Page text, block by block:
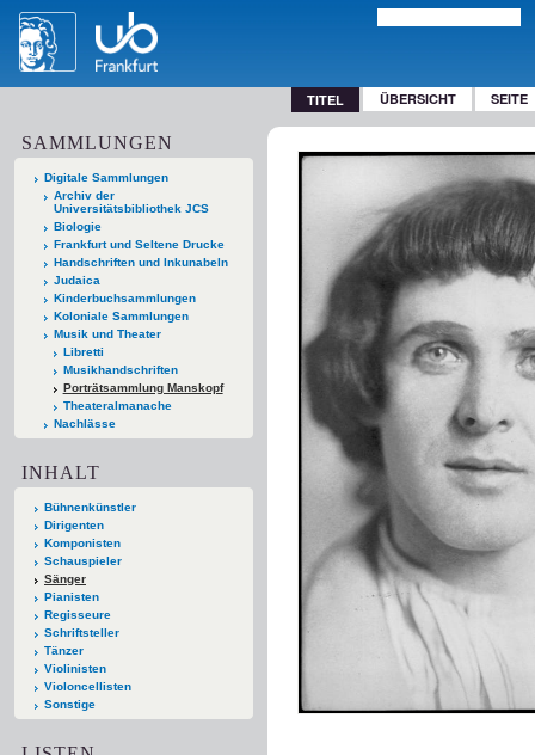
TITEL ÜBERSICHT SEITE
SAMMLUNGEN
Digitale Sammlungen
Archiv der
Universitätsbibliothek JCS
Biologie
Frankfurt und Seltene Drucke
Handschriften und Inkunabeln
Judaica
Kinderbuchsammlungen
Koloniale Sammlungen
Musik und Theater
Libretti
Musikhandschriften
Porträtsammlung Manskopf
Theateralmanache
Nachlässe
INHALT
Bühnenkünstler
Dirigenten
Komponisten
Schauspieler
Sänger
Pianisten
Regisseure
Schriftsteller
Tänzer
Violinisten
Violoncellisten
Sonstige